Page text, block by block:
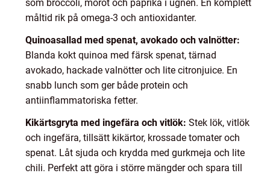
som broccoli, morot och paprika i ugnen. En komplett
måltid rik på omega-3 och antioxidanter.
Quinoasallad med spenat, avokado och valnötter:
Blanda kokt quinoa med färsk spenat, tärnad
avokado, hackade valnötter och lite citronjuice. En
snabb lunch som ger både protein och
antiinflammatoriska fetter.
Kikärtsgryta med ingefära och vitlök: Stek lök, vitlök
och ingefära, tillsätt kikärtor, krossade tomater och
spenat. Låt sjuda och krydda med gurkmeja och lite
chili. Perfekt att göra i större mängder och spara till